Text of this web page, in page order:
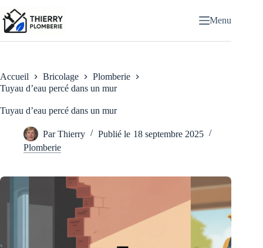
au
contenu
Menu
Accueil Bricolage
Plomberie
Tuyau d’eau percé dans un mur
Tuyau d’eau percé dans un mur
Par Thierry Publié le 18 septembre 2025
Plomberie